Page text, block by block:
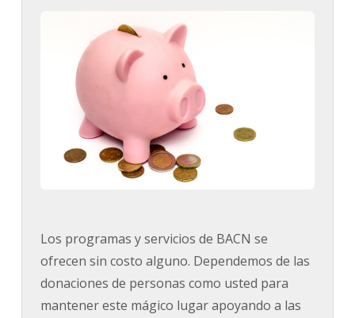
Los programas y servicios de BACN se
ofrecen sin costo alguno. Dependemos de las
donaciones de personas como usted para
mantener este mágico lugar apoyando a las